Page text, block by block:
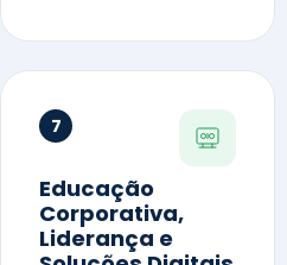
7
Educação
Corporativa,
Liderança e